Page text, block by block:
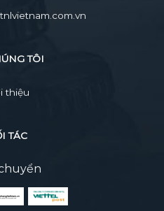
TÔI
thiệu
TÁC